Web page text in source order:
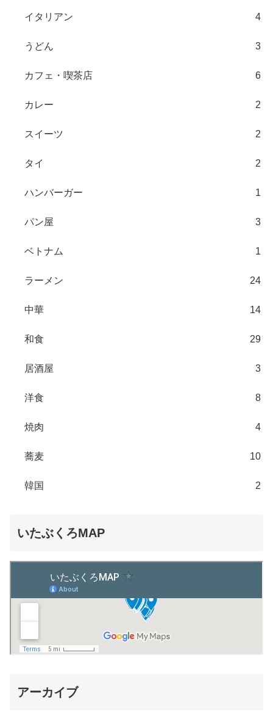
イタリアン 4
うどん 3
カフェ・喫茶店 6
カレー 2
スイーツ 2
タイ 2
ハンバーガー 1
パン屋 3
ベトナム 1
ラーメン 24
中華 14
和食 29
居酒屋 3
洋食 8
焼肉 4
蕎麦 10
韓国 2
いたぶくろMAP
アーカイブ